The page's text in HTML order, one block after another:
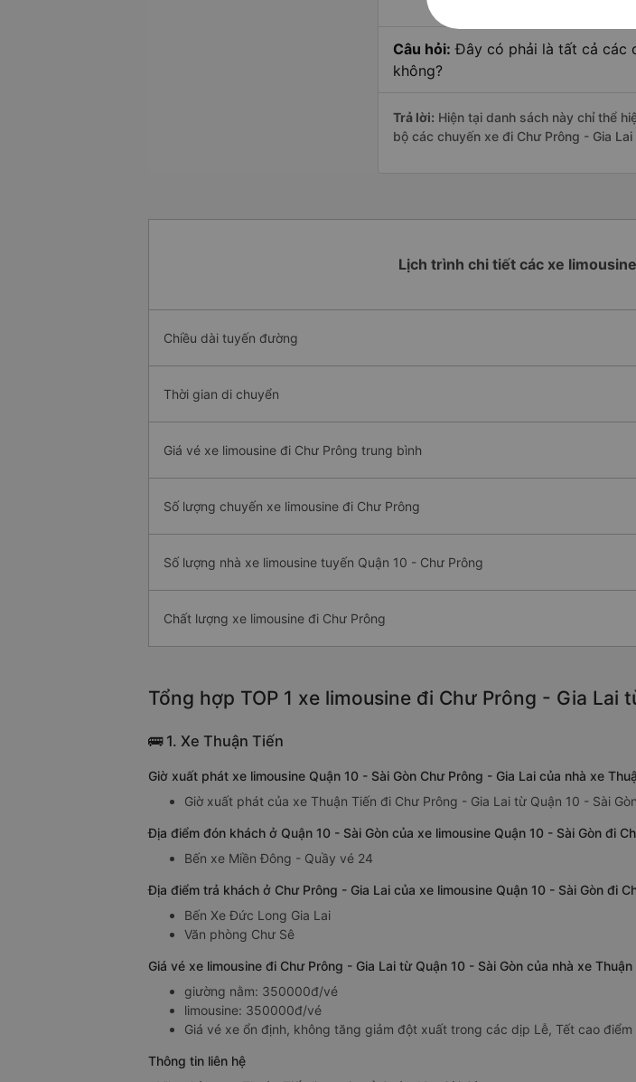
Câu hỏi: Đây có phải là tất cả các
không?
Trả lời: Hiện tại danh sách này chỉ thể
bộ các chuyến xe đi Chư Prông - Gia Lai
Lịch trình chi tiết các xe
Chiều dài tuyến đường
Thời gian di chuyển
Giá vé xe limousine đi Chư Prông trung bình
Số lượng chuyến xe limousine đi Chư Prông
Số lượng nhà xe limousine tuyến Quận 10 - Chư Prông
Chất lượng xe limousine đi Chư Prông
Tổng hợp TOP 1 xe limousine đi Chư Prông - Gia
🚌 1. Xe Thuận Tiến
Giờ xuất phát xe limousine Quận 10 - Sài Gòn Chư Prông - Gia Lai của nhà xe
Giờ xuất phát của xe Thuận Tiến đi Chư Prông - Gia Lai từ Quận 10 - Sài
Địa điểm đón khách ở Quận 10 - Sài Gòn của xe limousine Quận 10 - Sài Gòn đi
Bến xe Miền Đông - Quầy vé 24
Địa điểm trả khách ở Chư Prông - Gia Lai của xe limousine Quận 10 - Sài Gòn đi
Bến Xe Đức Long Gia Lai
Văn phòng Chư Sê
Giá vé xe limousine đi Chư Prông - Gia Lai từ Quận 10 - Sài Gòn của nhà xe Thuận
giường nằm: 350000đ/vé
limousine: 350000đ/vé
Giá vé xe ổn định, không tăng giảm đột xuất trong các dịp Lễ, Tết cao điểm
Thông tin liên hệ